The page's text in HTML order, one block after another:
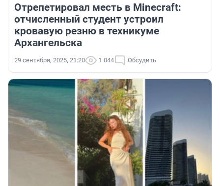
Отрепетировал месть в Minecraft:
отчисленный студент устроил
кровавую резню в техникуме
Архангельска
29 сентября, 2025, 21:20 1 044 Обсудить